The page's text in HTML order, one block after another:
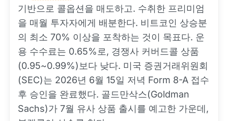
기반으로 콜옵션을 매도하고. 수취한 프리미엄
을 매월 투자자에게 배분한다. 비트코인 상승분
의 최소 70% 이상을 포착하는 것이 목표다. 운
용 수수료는 0.65%로, 경쟁사 커버드콜 상품
(0.95~0.99%)보다 낮다. 미국 증권거래위원회
(SEC)는 2026년 6월 15일 저녁 Form 8-A 접수
후 승인을 완료했다. 골드만삭스(Goldman
Sachs)가 7월 유사 상품 출시를 예고한 가운데,